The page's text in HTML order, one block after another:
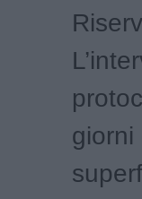
giorni